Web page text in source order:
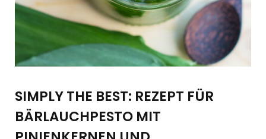
SIMPLY THE BEST: REZEPT FÜR
BÄRLAUCHPESTO MIT